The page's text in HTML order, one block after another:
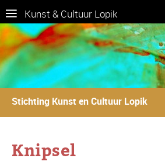
Kunst & Cultuur Lopik
Stichting Kunst en Cultuur Lopik
Knipsel